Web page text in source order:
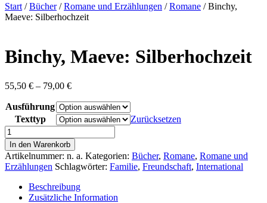
Skip
to
Start /Bücher/Romane und Erzählungen /Romane / Binchy,
Maeve: Silberhochzeit
Binchy, Maeve: Silberhochzeit
55,50 € – 79,00 €Preisspanne:
bis
79,00 €
Ausführung
Texttyp
Zurücksetzen
Binchy,
Maeve:
Silberhochzeit
Menge
In den Warenkorb
Artikelnummer: n. a. Kategorien: Bücher, Romane, Romane und
Erzählungen Schlagwörter: Familie, Freundschaft, International
Beschreibung
Zusätzliche Information